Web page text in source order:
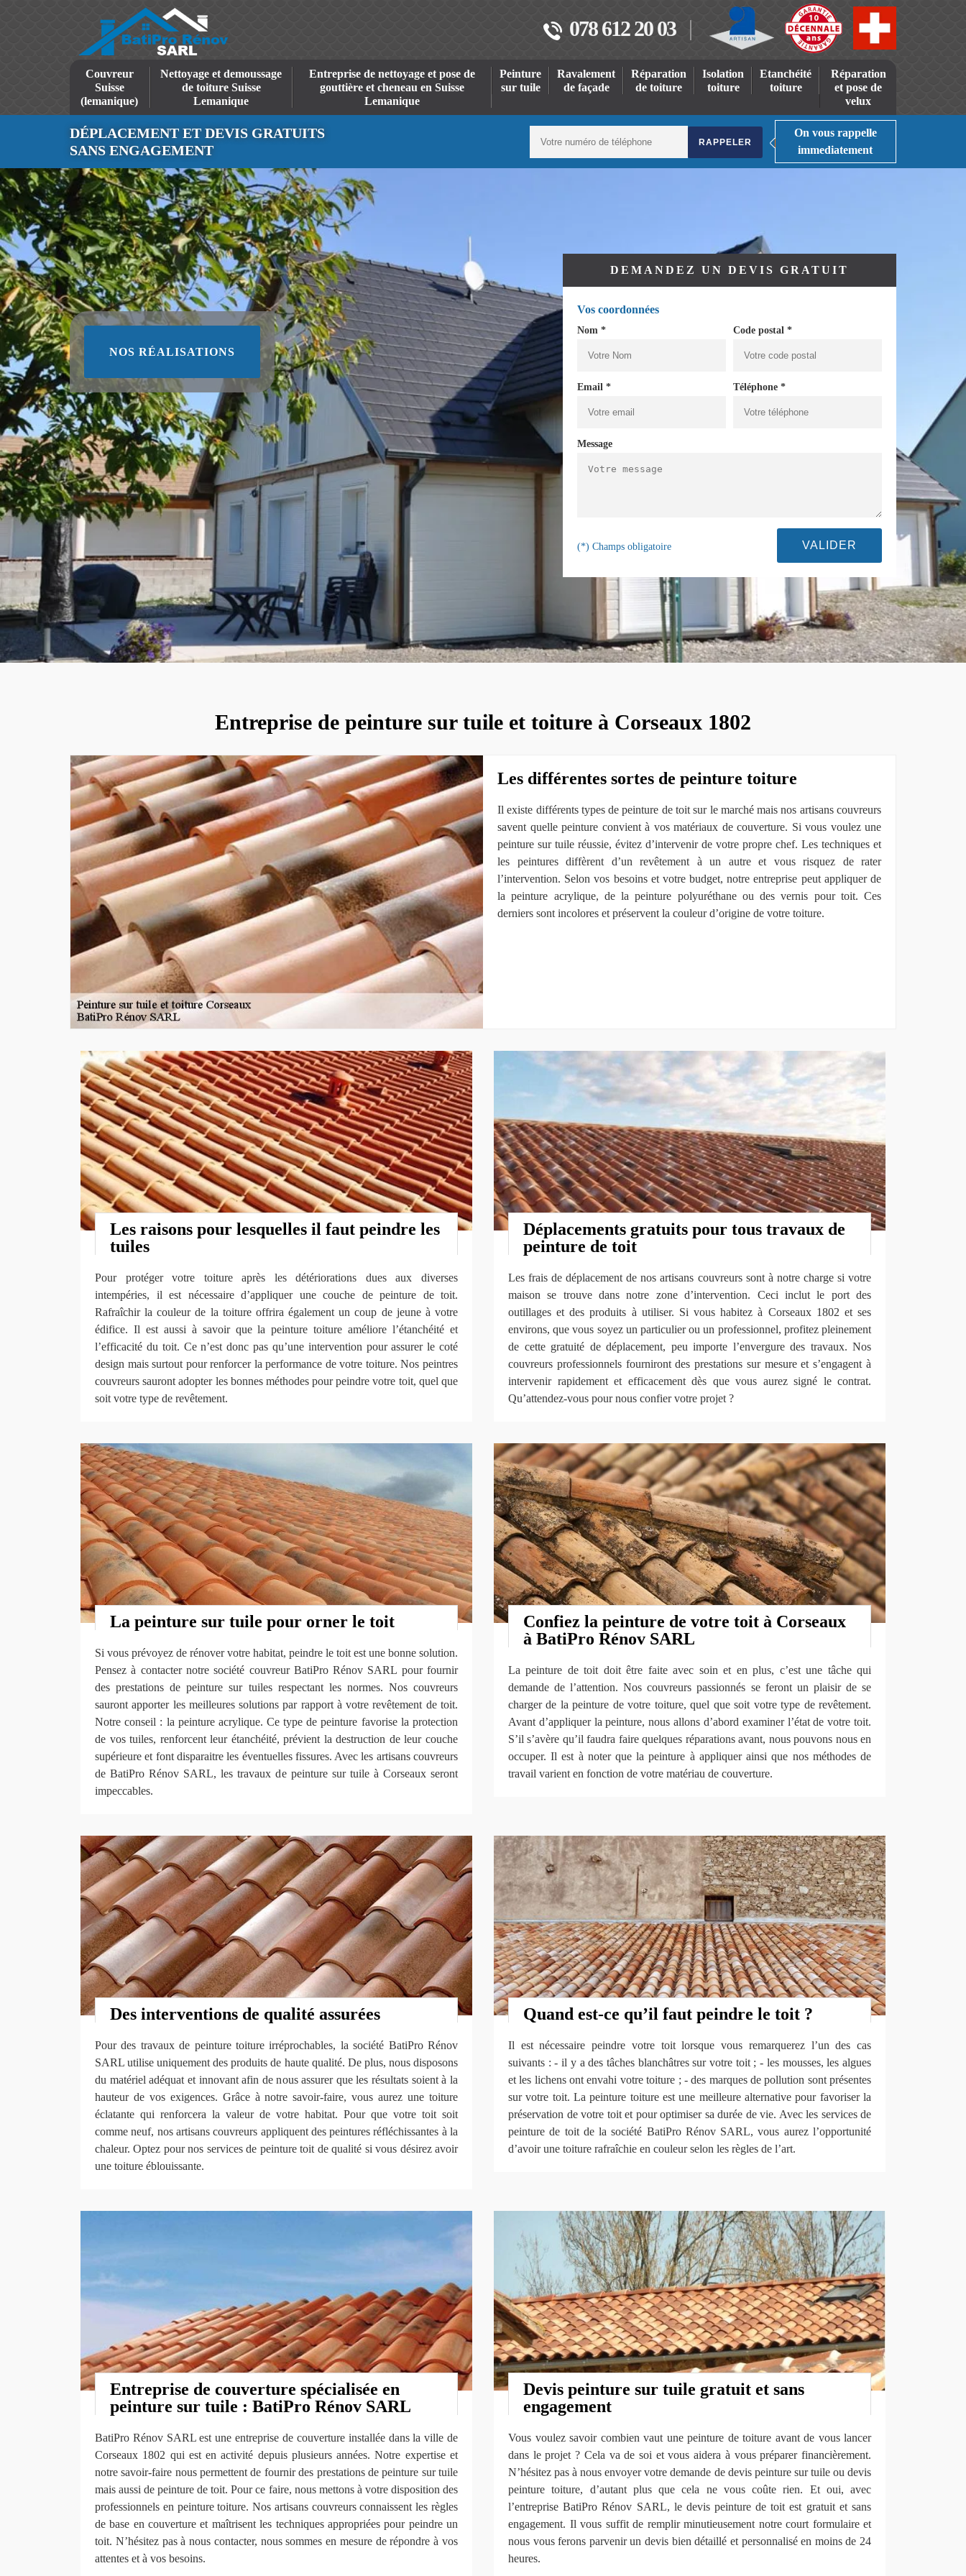
078 612 20 03
Couvreur
Suisse
(lemanique)
Nettoyage et demoussage
de toiture Suisse
Lemanique
Entreprise de nettoyage et pose de
gouttière et cheneau en Suisse
Lemanique
Peinture
sur tuile
Ravalement
de façade
Réparation
de toiture
Isolation
toiture
Etanchéité
toiture
Réparation
et pose de
velux
DÉPLACEMENT ET DEVIS GRATUITS
SANS ENGAGEMENT
On vous rappelle
immediatement
NOS RÉALISATIONS
DEMANDEZ UN DEVIS GRATUIT
Vos coordonnées
Nom * Code postal *
Email * Téléphone *
Message
(*) Champs obligatoire
Entreprise de peinture sur tuile et toiture à Corseaux 1802
Les différentes sortes de peinture toiture
Il existe différents types de peinture de toit sur le marché mais nos artisans couvreurs
savent quelle peinture convient à vos matériaux de couverture. Si vous voulez une
peinture sur tuile réussie, évitez d’intervenir de votre propre chef. Les techniques et
les peintures diffèrent d’un revêtement à un autre et vous risquez de rater
l’intervention. Selon vos besoins et votre budget, notre entreprise peut appliquer de
la peinture acrylique, de la peinture polyuréthane ou des vernis pour toit. Ces
derniers sont incolores et préservent la couleur d’origine de votre toiture.
Les raisons pour lesquelles il faut peindre les
tuiles
Pour protéger votre toiture après les détériorations dues aux diverses
intempéries, il est nécessaire d’appliquer une couche de peinture de toit.
Rafraîchir la couleur de la toiture offrira également un coup de jeune à votre
édifice. Il est aussi à savoir que la peinture toiture améliore l’étanchéité et
l’efficacité du toit. Ce n’est donc pas qu’une intervention pour assurer le coté
design mais surtout pour renforcer la performance de votre toiture. Nos peintres
couvreurs sauront adopter les bonnes méthodes pour peindre votre toit, quel que
soit votre type de revêtement.
Déplacements gratuits pour tous travaux de
peinture de toit
Les frais de déplacement de nos artisans couvreurs sont à notre charge si votre
maison se trouve dans notre zone d’intervention. Ceci inclut le port des
outillages et des produits à utiliser. Si vous habitez à Corseaux 1802 et ses
environs, que vous soyez un particulier ou un professionnel, profitez pleinement
de cette gratuité de déplacement, peu importe l’envergure des travaux. Nos
couvreurs professionnels fourniront des prestations sur mesure et s’engagent à
intervenir rapidement et efficacement dès que vous aurez signé le contrat.
Qu’attendez-vous pour nous confier votre projet ?
La peinture sur tuile pour orner le toit
Si vous prévoyez de rénover votre habitat, peindre le toit est une bonne solution.
Pensez à contacter notre société couvreur BatiPro Rénov SARL pour fournir
des prestations de peinture sur tuiles respectant les normes. Nos couvreurs
sauront apporter les meilleures solutions par rapport à votre revêtement de toit.
Notre conseil : la peinture acrylique. Ce type de peinture favorise la protection
de vos tuiles, renforcent leur étanchéité, prévient la destruction de leur couche
supérieure et font disparaitre les éventuelles fissures. Avec les artisans couvreurs
de BatiPro Rénov SARL, les travaux de peinture sur tuile à Corseaux seront
impeccables.
Confiez la peinture de votre toit à Corseaux
à BatiPro Rénov SARL
La peinture de toit doit être faite avec soin et en plus, c’est une tâche qui
demande de l’attention. Nos couvreurs passionnés se feront un plaisir de se
charger de la peinture de votre toiture, quel que soit votre type de revêtement.
Avant d’appliquer la peinture, nous allons d’abord examiner l’état de votre toit.
S’il s’avère qu’il faudra faire quelques réparations avant, nous pouvons nous en
occuper. Il est à noter que la peinture à appliquer ainsi que nos méthodes de
travail varient en fonction de votre matériau de couverture.
Des interventions de qualité assurées
Pour des travaux de peinture toiture irréprochables, la société BatiPro Rénov
SARL utilise uniquement des produits de haute qualité. De plus, nous disposons
du matériel adéquat et innovant afin de nous assurer que les résultats soient à la
hauteur de vos exigences. Grâce à notre savoir-faire, vous aurez une toiture
éclatante qui renforcera la valeur de votre habitat. Pour que votre toit soit
comme neuf, nos artisans couvreurs appliquent des peintures réfléchissantes à la
chaleur. Optez pour nos services de peinture toit de qualité si vous désirez avoir
une toiture éblouissante.
Quand est-ce qu’il faut peindre le toit ?
Il est nécessaire peindre votre toit lorsque vous remarquerez l’un des cas
suivants : - il y a des tâches blanchâtres sur votre toit ; - les mousses, les algues
et les lichens ont envahi votre toiture ; - des marques de pollution sont présentes
sur votre toit. La peinture toiture est une meilleure alternative pour favoriser la
préservation de votre toit et pour optimiser sa durée de vie. Avec les services de
peinture de toit de la société BatiPro Rénov SARL, vous aurez l’opportunité
d’avoir une toiture rafraîchie en couleur selon les règles de l’art.
Entreprise de couverture spécialisée en
peinture sur tuile : BatiPro Rénov SARL
BatiPro Rénov SARL est une entreprise de couverture installée dans la ville de
Corseaux 1802 qui est en activité depuis plusieurs années. Notre expertise et
notre savoir-faire nous permettent de fournir des prestations de peinture sur tuile
mais aussi de peinture de toit. Pour ce faire, nous mettons à votre disposition des
professionnels en peinture toiture. Nos artisans couvreurs connaissent les règles
de base en couverture et maîtrisent les techniques appropriées pour peindre un
toit. N’hésitez pas à nous contacter, nous sommes en mesure de répondre à vos
attentes et à vos besoins.
Devis peinture sur tuile gratuit et sans
engagement
Vous voulez savoir combien vaut une peinture de toiture avant de vous lancer
dans le projet ? Cela va de soi et vous aidera à vous préparer financièrement.
N’hésitez pas à nous envoyer votre demande de devis peinture sur tuile ou devis
peinture toiture, d’autant plus que cela ne vous coûte rien. Et oui, avec
l’entreprise BatiPro Rénov SARL, le devis peinture de toit est gratuit et sans
engagement. Il vous suffit de remplir minutieusement notre court formulaire et
nous vous ferons parvenir un devis bien détaillé et personnalisé en moins de 24
heures.